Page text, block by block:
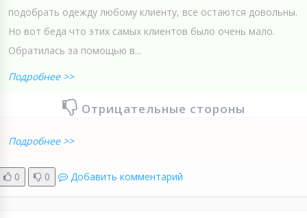
подобрать одежду любому клиенту, все остаются довольны.
Но вот беда что этих самых клиентов было очень мало.
Обратилась за помощью в...
Подробнее >>
Отрицательные стороны
Подробнее >>
0 0 Добавить комментарий